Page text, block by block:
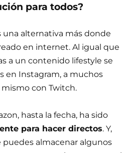
para todos?
una alternativa más donde
en internet. Al igual que
a un contenido lifestyle se
en Instagram, a muchos
con Twitch.
hasta la fecha, ha sido
para hacer directos. Y,
almacenar algunos